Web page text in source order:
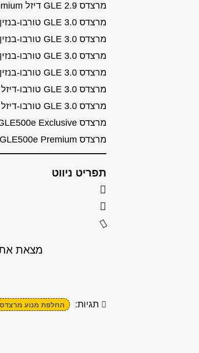
מרצדס GLE 2.9 דיזל GLE350d Premium שנות ייצור: 2019, 2020
מרצדס GLE 3.0 טורבו-בנזין (7 מושבים) GLE450 AMG שנות ייצור: 2019
מרצדס GLE 3.0 טורבו-בנזין GLE400 Exclusive שנות ייצור: 2015, 2016, 2017, 2018
מרצדס GLE 3.0 טורבו-בנזין GLE400 Premium שנות ייצור: 2015, 2016, 2017
מרצדס GLE 3.0 טורבו-בנזין GLE450 AMG שנות ייצור: 2019
מרצדס GLE 3.0 טורבו-דיזל GLE350d Exclusive שנות ייצור: 2015, 2016, 2017, 2018
מרצדס GLE 3.0 טורבו-דיזל GLE350d Premium שנות ייצור: 2015, 2016, 2017, 2018
מרצדס GLE 3.0 GLE500e Exclusive שנות ייצור: 2017, 2018
מרצדס GLE 3.0 GLE500e Premium שנות ייצור: 2017, 2018
תפריט ניווט
מצאת את
תגיות: החלפת מנוע מרצדס